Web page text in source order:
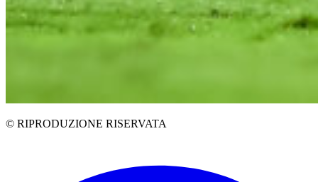
© RIPRODUZIONE RISERVATA